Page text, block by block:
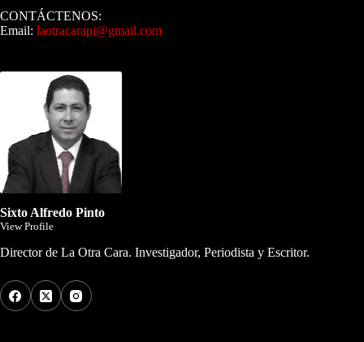
CONTÁCTENOS:
Email: laotracarapi@gmail.com
Sixto Alfredo Pinto
View Profile
Director de La Otra Cara. Investigador, Periodista y Escritor.